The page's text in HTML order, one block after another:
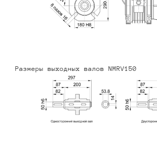
Размеры выходных валов NMRV150